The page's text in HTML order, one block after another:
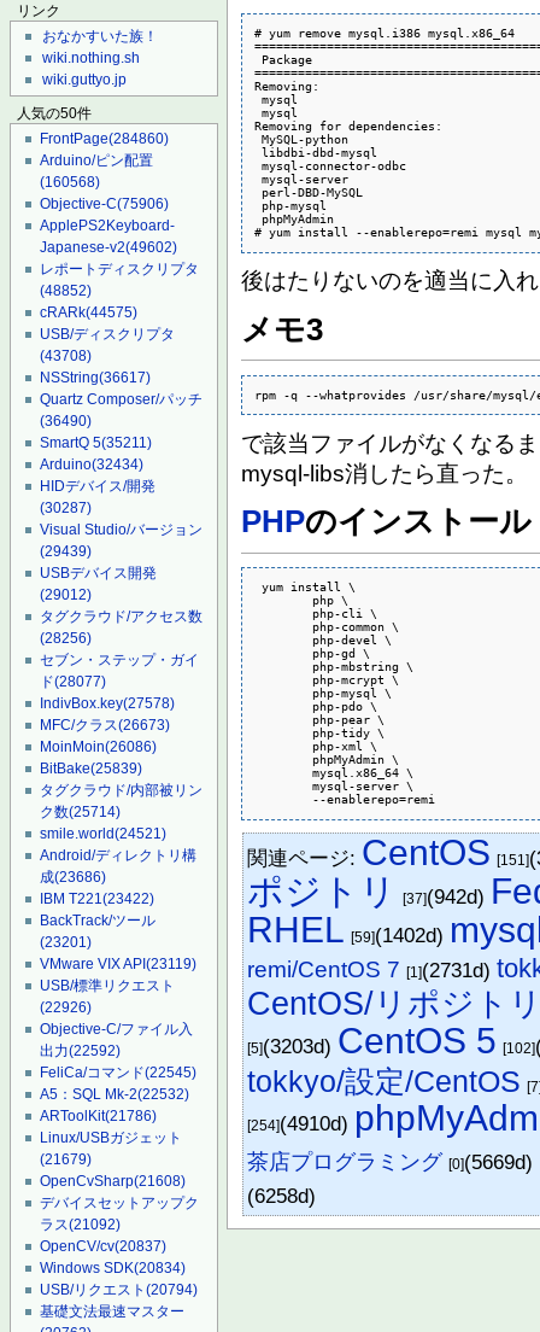
リンク
おなかすいた族！
wiki.nothing.sh
wiki.guttyo.jp
人気の50件
FrontPage(284860)
Arduino/ピン配置
(160568)
Objective-C(75906)
ApplePS2Keyboard-
Japanese-v2(49602)
レポートディスクリプタ
(48852)
cRARk(44575)
USB/ディスクリプタ
(43708)
NSString(36617)
Quartz Composer/パッチ
(36490)
SmartQ 5(35211)
Arduino(32434)
HIDデバイス/開発
(30287)
Visual Studio/バージョン
(29439)
USBデバイス開発
(29012)
タグクラウド/アクセス数
(28256)
セブン・ステップ・ガイ
ド(28077)
IndivBox.key(27578)
MFC/クラス(26673)
MoinMoin(26086)
BitBake(25839)
タグクラウド/内部被リン
ク数(25714)
smile.world(24521)
Android/ディレクトリ構
成(23686)
IBM T221(23422)
BackTrack/ツール
(23201)
VMware VIX API(23119)
USB/標準リクエスト
(22926)
Objective-C/ファイル入
出力(22592)
FeliCa/コマンド(22545)
A5：SQL Mk-2(22532)
ARToolKit(21786)
Linux/USBガジェット
(21679)
OpenCvSharp(21608)
デバイスセットアップク
ラス(21092)
OpenCV/cv(20837)
Windows SDK(20834)
USB/リクエスト(20794)
基礎文法最速マスター
# yum remove mysql.i386 mysql.x86_64
Package
Removing:
mysql
mysql
Removing for dependencies:
MySQL-python
libdbi-dbd-mysql
mysql-connector-odbc
mysql-server
perl-DBD-MySQL
php-mysql
phpMyAdmin
# yum install --enablerepo=remi mysql
後はたりないのを適当に入
メモ3
rpm -q --whatprovides /usr/share/mysql/
で該当ファイルがなくなる
mysql-libs消したら直った。
PHPのインストール
yum install \
	mysql.x86_64 \
	mysql-server \
	--enablerepo=remi
関連ページ: CentOS [151]
ポジトリ [37](942d)
RHEL [59](1402d)
remi/CentOS 7 [1](2731d)
CentOS/リポジト
[5](3203d) CentOS 5 [102]
tokkyo/設定/CentOS
[254](4910d)
茶店プログラミング [0](5669d)
(6258d)